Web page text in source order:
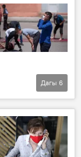
Коронавируска байланыштуу Кыргызстандагы кырдаал
Дагы 6